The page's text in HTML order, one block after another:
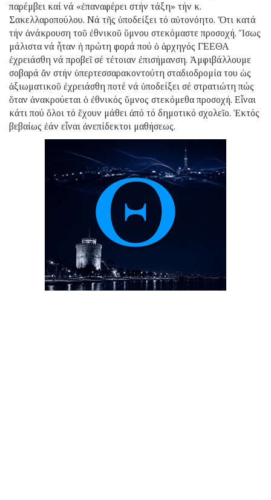
παρέμβει καί νά «ἐπαναφέρει στήν τάξη» τήν κ.
Σακελλαροπούλου. Νά τῆς ὑποδείξει τό αὐτονόητο. Ὅτι κατά
τήν ἀνάκρουση τοῦ ἐθνικοῦ ὕμνου στεκόμαστε προσοχή. Ἴσως
μάλιστα νά ἦταν ἡ πρώτη φορά πού ὁ ἀρχηγός ΓΕΕΘΑ
ἐχρειάσθη νά προβεῖ σέ τέτοιαν ἐπισήμανση. Ἀμφιβάλλουμε
σοβαρά ἄν στήν ὑπερτεσσαρακοντούτη σταδιοδρομία του ὡς
ἀξιωματικοῦ ἐχρειάσθη ποτέ νά ὑποδείξει σέ στρατιώτη πώς
ὅταν ἀνακρούεται ὁ ἐθνικός ὕμνος στεκόμεθα προσοχή. Εἶναι
κάτι πού ὅλοι τό ἔχουν μάθει ἀπό τό δημοτικό σχολεῖο. Ἐκτός
βεβαίως ἐάν εἶναι ἀνεπίδεκτοι μαθήσεως.